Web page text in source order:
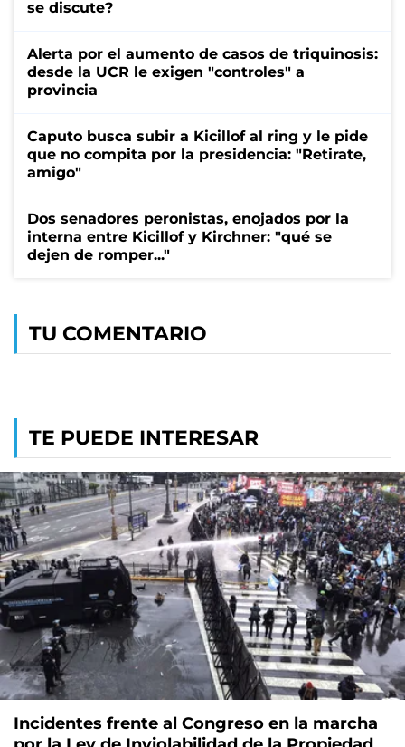
se discute?
Alerta por el aumento de casos de triquinosis:
desde la UCR le exigen "controles" a
provincia
Caputo busca subir a Kicillof al ring y le pide
que no compita por la presidencia: "Retirate,
amigo"
Dos senadores peronistas, enojados por la
interna entre Kicillof y Kirchner: "qué se
dejen de romper..."
TU COMENTARIO
TE PUEDE INTERESAR
Incidentes frente al Congreso en la marcha